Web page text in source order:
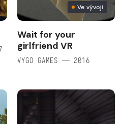
Ve vývoji
Wait for your
girlfriend VR
VYGO GAMES — 2016